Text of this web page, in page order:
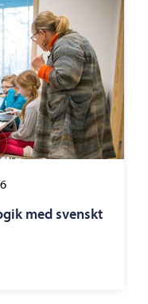
med svenskt